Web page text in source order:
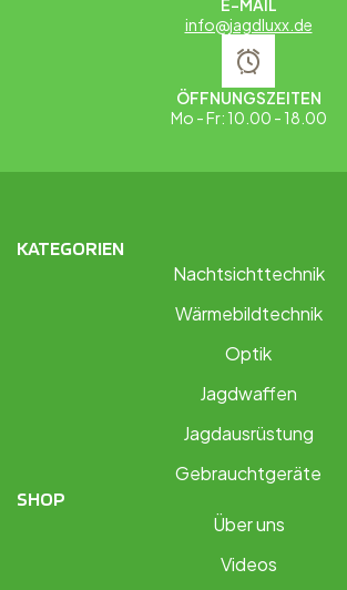
E-MAIL
info@jagdluxx.de
ÖFFNUNGSZEITEN
Mo - Fr: 10.00 - 18.00
KATEGORIEN
Nachtsichttechnik
Wärmebildtechnik
Optik
Jagdwaffen
Jagdausrüstung
Gebrauchtgeräte
SHOP
Über uns
Videos